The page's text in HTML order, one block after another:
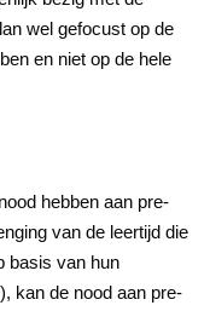
wel gefocust op de
en niet op de hele
hebben aan pre-
van de leertijd die
basis van hun
kan de nood aan pre-